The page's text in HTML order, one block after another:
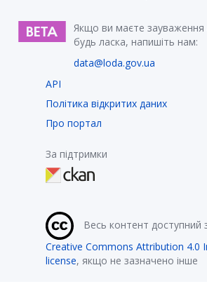
Якщо ви маєте зауваження
будь ласка, напишіть нам:
data@loda.gov.ua
API
Політика відкритих даних
Про портал
За підтримки
Весь контент доступний
Creative Commons Attribution 4.0
license, якщо не зазначено інше